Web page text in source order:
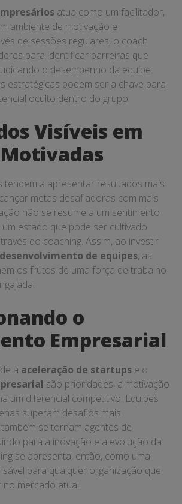
atua como um facilitador,
ambiente de motivação e
de sessões regulares, o coach
para identificar barreiras que
o desempenho da equipe.
estratégicas podem ser a chave para
oculto dentro do grupo.
Visíveis em
tendem a apresentar resultados mais
metas desafiadoras com mais
não se resume a um sentimento
estado que pode ser cultivado
do coaching. Assim, ao investir
desenvolvimento de equipes, as
os frutos de uma força de trabalho
o
Empresarial
a aceleração de startups e o
são prioridades, a motivação
um diferencial competitivo. Equipes
superam desafios mais
se tornam agentes de
para a inovação e a evolução da
se apresenta, então, como uma
para qualquer organização que
mercado atual.